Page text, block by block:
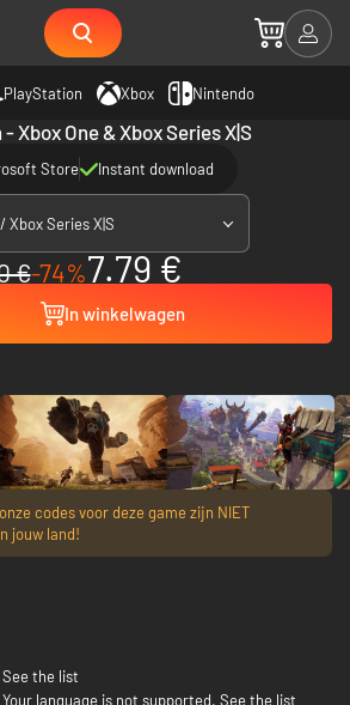
PlayStation Xbox Nintendo
Xbox One & Xbox Series X|S
Store Instant download
Xbox Series X|S
€-74%7.79 €
In winkelwagen
codes voor deze game zijn NIET
jouw land!
See the list
Your language is not supported. See the list